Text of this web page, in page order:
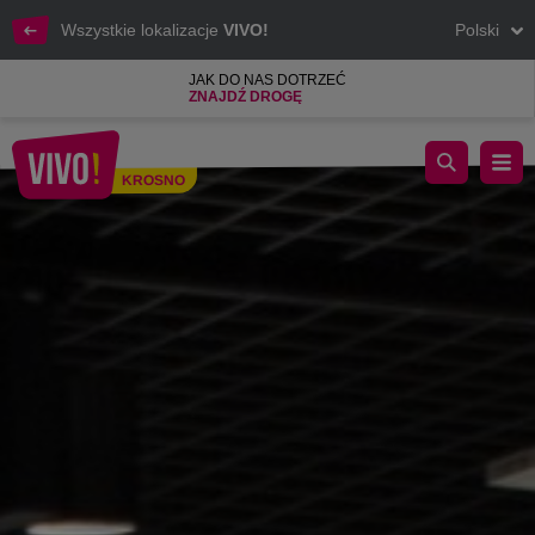
Wszystkie lokalizacje VIVO! Polski
JAK DO NAS DOTRZEĆ
ZNAJDŹ DROGĘ
KROSNO
Telefon komórkowy, Internet mobilny i domowy, Telewizja